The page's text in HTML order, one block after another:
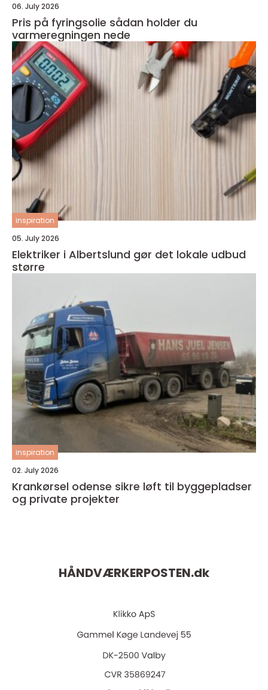
06. July 2026
Pris på fyringsolie sådan holder du
varmeregningen nede
inspiration
05. July 2026
Elektriker i Albertslund gør det lokale udbud
større
inspiration
02. July 2026
Krankørsel odense sikre løft til byggepladser
og private projekter
HÅNDVÆRKERPOSTEN.dk